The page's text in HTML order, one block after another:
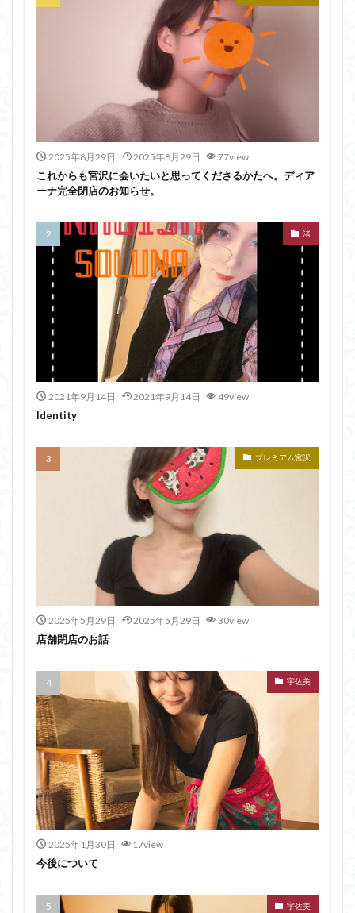
2025年8月29日 2025年8月29日 77view
これからも宮沢に会いたいと思ってくださるかたへ。ディア
ーナ完全閉店のお知らせ。
渚
2021年9月14日 2021年9月14日 49view
Identity
プレミアム宮沢
2025年5月29日 2025年5月29日 30view
店舗閉店のお話
宇佐美
2025年1月30日 17view
今後について
宇佐美